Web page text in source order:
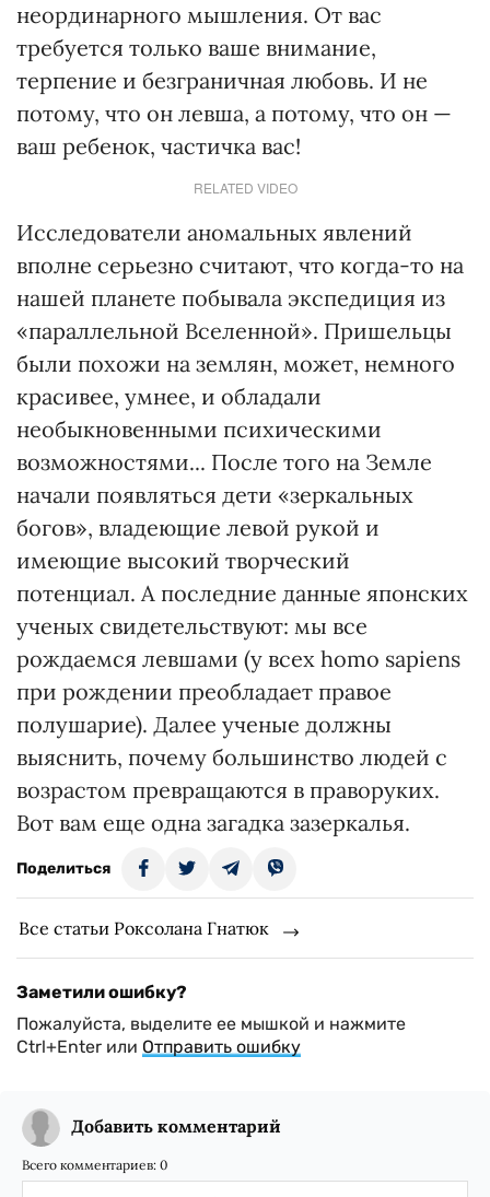
неординарного мышления. От вас
требуется только ваше внимание,
терпение и безграничная любовь. И не
потому, что он левша, а потому, что он —
ваш ребенок, частичка вас!
RELATED VIDEO
Исследователи аномальных явлений
вполне серьезно считают, что когда-то на
нашей планете побывала экспедиция из
«параллельной Вселенной». Пришельцы
были похожи на землян, может, немного
красивее, умнее, и обладали
необыкновенными психическими
возможностями... После того на Земле
начали появляться дети «зеркальных
богов», владеющие левой рукой и
имеющие высокий творческий
потенциал. А последние данные японских
ученых свидетельствуют: мы все
рождаемся левшами (у всех homo sapiens
при рождении преобладает правое
полушарие). Далее ученые должны
выяснить, почему большинство людей с
возрастом превращаются в праворуких.
Вот вам еще одна загадка зазеркалья.
Поделиться
Все статьи Роксолана Гнатюк
Заметили ошибку?
Пожалуйста, выделите ее мышкой и нажмите
Ctrl+Enter или Отправить ошибку
Добавить комментарий
Всего комментариев: 0